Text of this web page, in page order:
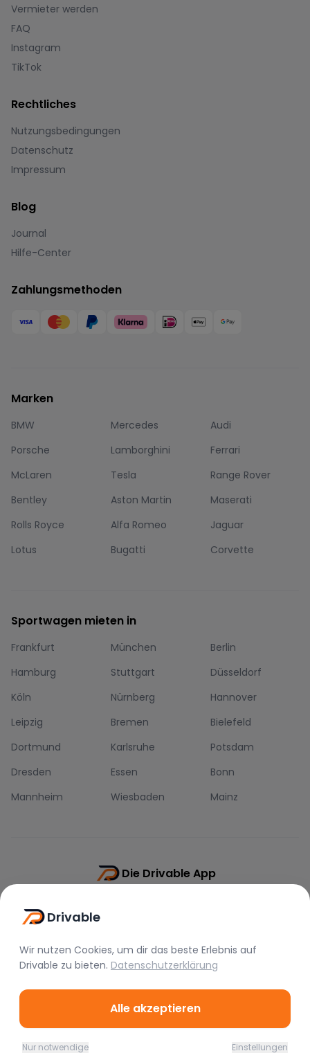
Vermieter werden
FAQ
Instagram
TikTok
Rechtliches
Nutzungsbedingungen
Datenschutz
Impressum
Blog
Journal
Hilfe-Center
Zahlungsmethoden
Marken
BMW Mercedes
Audi
Porsche
Lamborghini
Ferrari
McLaren
Tesla
Range Rover
Bentley
Aston Martin
Maserati
Rolls Royce
Alfa Romeo
Jaguar
Lotus
Bugatti Corvette
Sportwagen mieten in
Frankfurt München
Berlin
Hamburg
Stuttgart
Düsseldorf
Köln
Nürnberg
Hannover
Leipzig
Bremen
Bielefeld
Dortmund
Karlsruhe
Potsdam
Dresden
Essen
Bonn
Mannheim
Wiesbaden Mainz
Die Drivable App
©2026Drivable.Alle Rechte vorbehalten.
Drivable
Wir nutzen Cookies, um dir das beste Erlebnis auf
Drivable zu bieten. Datenschutzerklärung
Alle akzeptieren
Nur notwendige Einstellungen